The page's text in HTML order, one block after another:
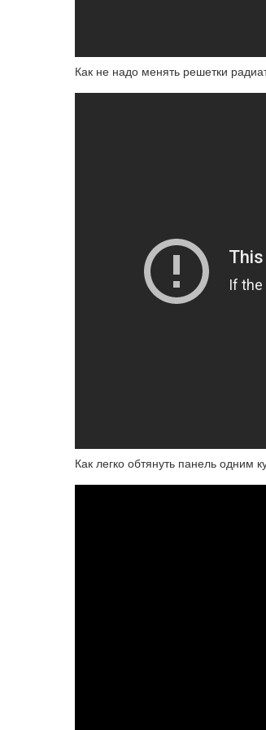
Как не надо менять решетки
Как легко обтянуть панель одним